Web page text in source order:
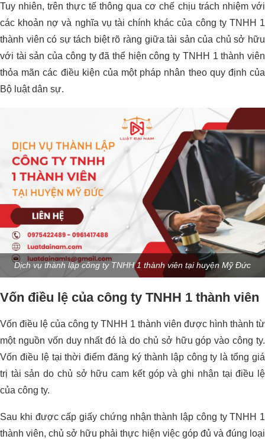
Tuy nhiên, trên thực tế thông qua cơ chế chịu trách nhiệm với
các khoản nợ và nghĩa vụ tài chính khác của công ty TNHH 1
thành viên có sự tách biệt rõ ràng giữa tài sản của chủ sở hữu
với tài sản của công ty đã thể hiện công ty TNHH 1 thành viên
thỏa mãn các điều kiện của một pháp nhân theo quy định của
Bộ luật dân sự.
Dịch vụ thành lập công ty TNHH 1 thành viên tại huyện Mỹ Đức
Vốn điều lệ của công ty TNHH 1 thành viên
Vốn điều lệ của công ty TNHH 1 thành viên được hình thành từ
một nguồn vốn duy nhất đó là do chủ sở hữu góp vào công ty.
Vốn điều lệ tại thời điểm đăng ký thành lập công ty là tổng giá
trị tài sản do chủ sở hữu cam kết góp và ghi nhận tại điều lệ
của công ty.
Sau khi được cấp giấy chứng nhận thành lập công ty TNHH 1
thành viên, chủ sở hữu phải thực hiện việc góp đủ và đúng loại